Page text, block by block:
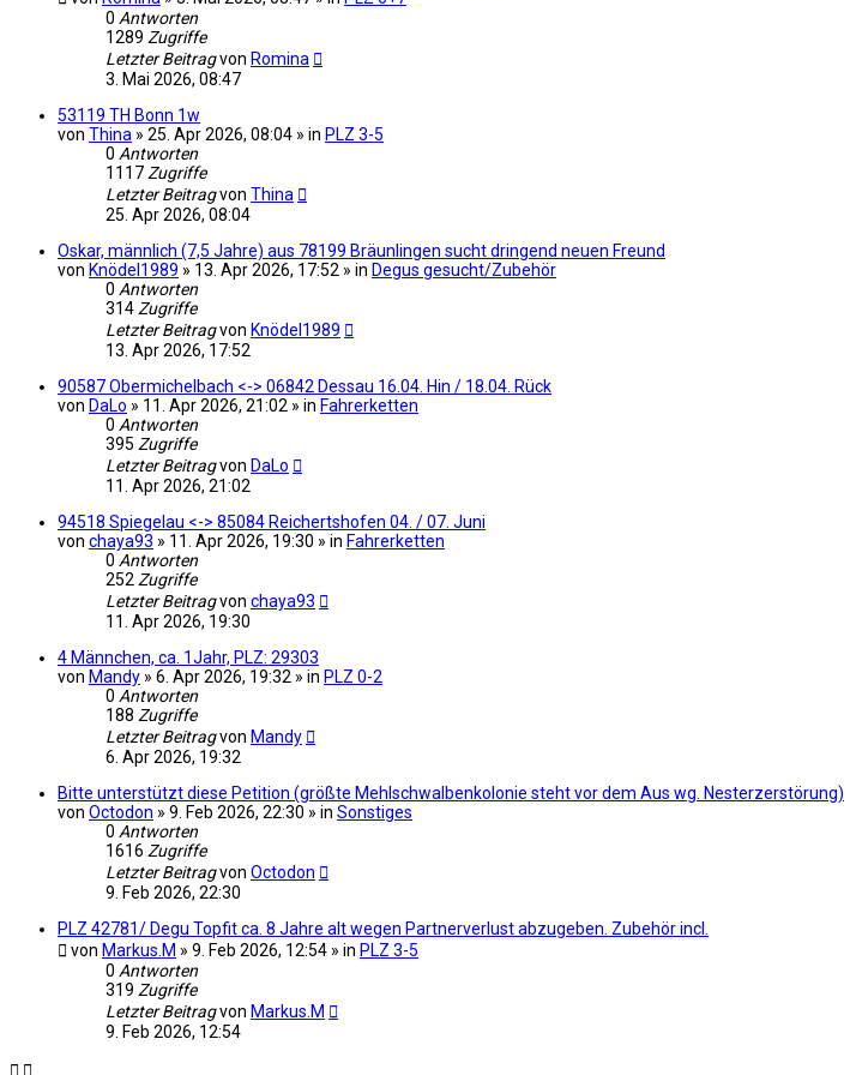
0 Antworten
1289 Zugriffe
Letzter Beitragvon Romina
3. Mai 2026, 08:47
53119 TH Bonn 1w
von Thina » 25. Apr 2026, 08:04 » in PLZ 3-5
0 Antworten
1117 Zugriffe
Letzter Beitragvon Thina
25. Apr 2026, 08:04
Oskar, männlich (7,5 Jahre) aus 78199 Bräunlingen sucht dringend neuen Freund
von Knödel1989 » 13. Apr 2026, 17:52 » in Degus gesucht/Zubehör
0 Antworten
314 Zugriffe
Letzter Beitragvon Knödel1989
13. Apr 2026, 17:52
90587 Obermichelbach <-> 06842 Dessau 16.04. Hin / 18.04. Rück
von DaLo » 11. Apr 2026, 21:02 » in Fahrerketten
0 Antworten
395 Zugriffe
Letzter Beitragvon DaLo
11. Apr 2026, 21:02
94518 Spiegelau <-> 85084 Reichertshofen 04. / 07. Juni
von chaya93 » 11. Apr 2026, 19:30 » in Fahrerketten
0 Antworten
252 Zugriffe
Letzter Beitragvon chaya93
11. Apr 2026, 19:30
4 Männchen, ca. 1Jahr, PLZ: 29303
von Mandy » 6. Apr 2026, 19:32 » in PLZ 0-2
0 Antworten
188 Zugriffe
Letzter Beitragvon Mandy
6. Apr 2026, 19:32
Bitte unterstützt diese Petition (größte Mehlschwalbenkolonie steht vor dem Aus wg. Nesterzerstörung)
von Octodon » 9. Feb 2026, 22:30 » in Sonstiges
0 Antworten
1616 Zugriffe
Letzter Beitragvon Octodon
9. Feb 2026, 22:30
PLZ 42781/ Degu Topfit ca. 8 Jahre alt wegen Partnerverlust abzugeben. Zubehör incl.
von Markus.M » 9. Feb 2026, 12:54 » in PLZ 3-5
0 Antworten
319 Zugriffe
Letzter Beitragvon Markus.M
9. Feb 2026, 12:54